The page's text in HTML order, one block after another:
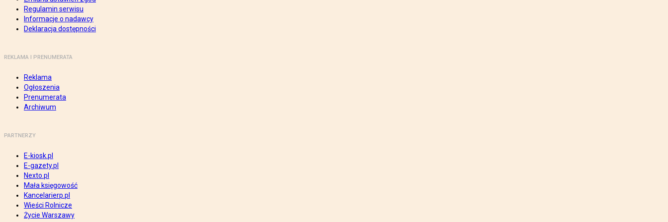
Regulamin serwisu
Informacje o nadawcy
Deklaracja dostępności
REKLAMA I PRENUMERATA
Reklama
Ogłoszenia
Prenumerata
Archiwum
PARTNERZY
E-kiosk.pl
E-gazety.pl
Nexto.pl
Mała księgowość
Kancelarierp.pl
Wieści Rolnicze
Życie Warszawy